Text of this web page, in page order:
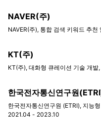
NAVER(주)
NAVER(주), 통합 검색 키워드 추
KT(주)
KT(주), 대화형 큐레이션 기술 개
한국전자통신연구원
한국전자통신연구원 (ETRI), 지능
2021.04 - 2023.10